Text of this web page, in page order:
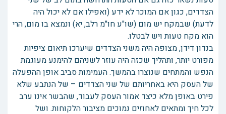
הצדדים, כגון אם המוכר לא ידע (ואפילו אם לא יכול היה
לדעת) שבמקח יש מום (שו"ע חו"מ רלב, יא) ונמצא בו מום, הרי
הוא מקח טעות ויש לבטלו.
בנדון דידן, מצופה היה משני הצדדים שיערכו תיאום ציפיות
מפורט יותר, ותהליך שכזה היה עוזר לשניהם להימנע מעוגמת
הנפש והמתחים שנוצרו בהמשך. העמימות סביב אופן ההפעלה
של העסק היא באחריותם של שני הצדדים – של הנתבע שלא
פירט באופן מלא כיצד אמור העסק לעבוד, שהבשר אינו ערב
לכל חיך ומתאים לאחוזים נמוכים מציבור הלקוחות. ושל